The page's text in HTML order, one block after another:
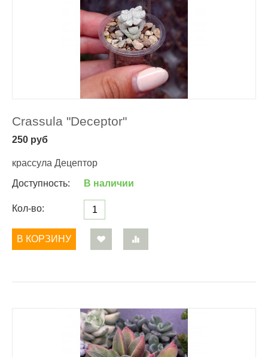
Crassula "Deceptor"
250 руб
крассула Децептор
Доступность:
В наличии
Кол-во:
В КОРЗИНУ